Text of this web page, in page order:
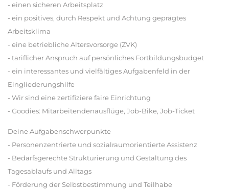
- einen sicheren Arbeitsplatz
- ein positives, durch Respekt und Achtung geprägtes
Arbeitsklima
- eine betriebliche Altersvorsorge (ZVK)
- tariflicher Anspruch auf persönliches Fortbildungsbudget
- ein interessantes und vielfältiges Aufgabenfeld in der
Eingliederungshilfe
- Wir sind eine zertifiziere faire Einrichtung
- Goodies: Mitarbeitendenausflüge, Job-Bike, Job-Ticket
Deine Aufgabenschwerpunkte
- Personenzentrierte und sozialraumorientierte Assistenz
- Bedarfsgerechte Strukturierung und Gestaltung des
Tagesablaufs und Alltags
- Förderung der Selbstbestimmung und Teilhabe